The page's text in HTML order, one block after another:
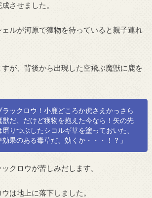
させました。
ルが河原で獲物を待っていると親子連れ
が、背後から出現した空飛ぶ魔獣に鹿を
ラックロウ！小鹿どころか虎さえかっさら
獣だ、だけど獲物を抱えた今なら！矢の先
磨りつぶしたシコルギ草を塗っておいた、
効果のある毒草だ、効くか・・・！？」
クロウが苦しみだします。
は地上に落下しました。